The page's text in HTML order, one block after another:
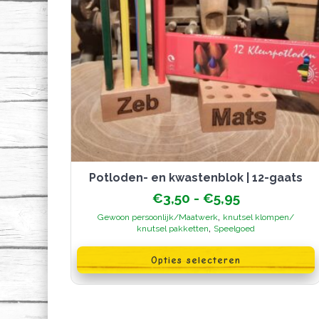
Potloden- en kwastenblok | 12-gaats
€3,50 - €5,95Prijsklasse:
€3,50
tot
€5,95
Gewoon persoonlijk/Maatwerk, knutsel klompen/
knutsel pakketten, Speelgoed
Opties selecteren
product
heeft
meerdere
variaties.